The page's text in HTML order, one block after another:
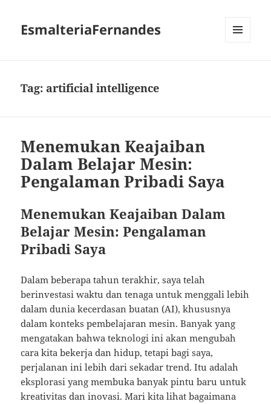
EsmalteriaFernandes
Tag: artificial intelligence
Menemukan Keajaiban
Dalam Belajar Mesin:
Pengalaman Pribadi Saya
Menemukan Keajaiban Dalam
Belajar Mesin: Pengalaman
Pribadi Saya
Dalam beberapa tahun terakhir, saya telah
berinvestasi waktu dan tenaga untuk menggali lebih
dalam dunia kecerdasan buatan (AI), khususnya
dalam konteks pembelajaran mesin. Banyak yang
mengatakan bahwa teknologi ini akan mengubah
cara kita bekerja dan hidup, tetapi bagi saya,
perjalanan ini lebih dari sekadar trend. Itu adalah
eksplorasi yang membuka banyak pintu baru untuk
kreativitas dan inovasi. Mari kita lihat bagaimana